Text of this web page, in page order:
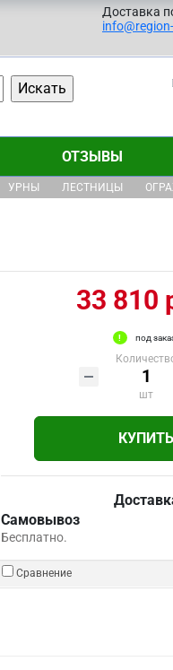
Доставка
ОТЗЫВЫ
УРНЫ ЛЕСТНИЦЫ
33 810
под
шт
КУПИТЬ
Самовывоз
Бесплатно.
Сравнение